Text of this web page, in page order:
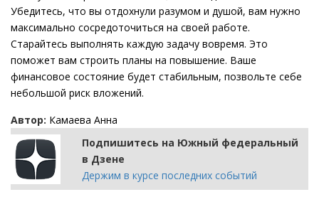
Убедитесь, что вы отдохнули разумом и душой, вам нужно
максимально сосредоточиться на своей работе.
Старайтесь выполнять каждую задачу вовремя. Это
поможет вам строить планы на повышение. Ваше
финансовое состояние будет стабильным, позвольте себе
небольшой риск вложений.
Автор: Камаева Анна
Подпишитесь на Южный федеральный
в Дзене
Держим в курсе последних событий